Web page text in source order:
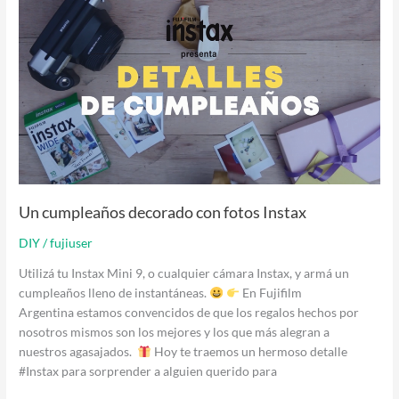
Un cumpleaños decorado con fotos Instax
DIY/fujiuser
Utilizá tu Instax Mini 9, o cualquier cámara Instax, y armá un
cumpleaños lleno de instantáneas.
En Fujifilm
Argentina estamos convencidos de que los regalos hechos por
nosotros mismos son los mejores y los que más alegran a
nuestros agasajados.
Hoy te traemos un hermoso detalle
#Instax para sorprender a alguien querido para
cumpleaños
decorado
con
fotos
Instax